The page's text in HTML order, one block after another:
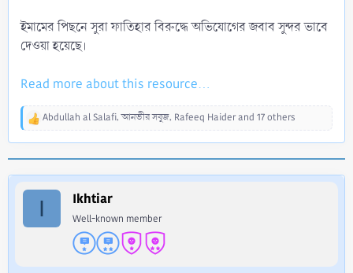
ইমামের পিছনে সুরা ফাতিহার বিরুদ্ধে অভিযোগের জবাব সুন্দর ভাবে
দেওয়া হয়েছে।
Read more about this resource...
R
Abdullah al Salafi,আনভীর সবুজ, Rafeeq Haiderand 17 others
I Ikhtiar
Well-known member